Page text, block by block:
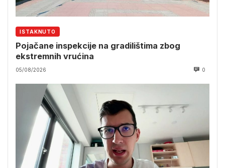
ISTAKNUTO
Pojačane inspekcije na gradilištima zbog
ekstremnih vrućina
05/08/2026 0